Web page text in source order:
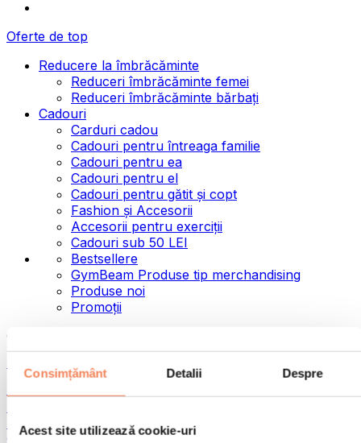
Consimțământ Detalii Despre
Acest site utilizează cookie-uri
Oferte de top
Reducere la îmbrăcăminte
Reduceri îmbrăcăminte femei
Reduceri îmbrăcăminte bărbați
Cadouri
Carduri cadou
Cadouri pentru întreaga familie
Cadouri pentru ea
Cadouri pentru el
Cadouri pentru gătit și copt
Fashion și Accesorii
Accesorii pentru exerciții
Cadouri sub 50 LEI
Bestsellere
GymBeam Produse tip merchandising
Produse noi
Promoții
Categorii
Semințe
Creme și paste tartinabile